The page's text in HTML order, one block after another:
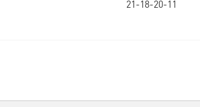
21-18-20-11